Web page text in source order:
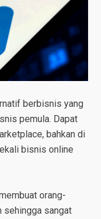
berbisnis yang
pemula. Dapat
bahkan di
bisnis online
orang-
sehingga sangat